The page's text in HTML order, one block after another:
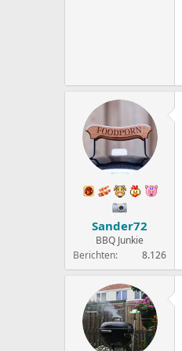
Sander72
BBQ Junkie
Berichten
8.126